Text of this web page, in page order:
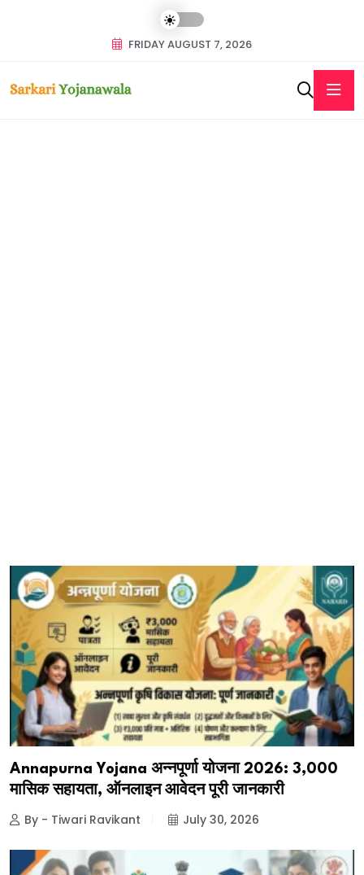
FRIDAY AUGUST 7, 2026
Annapurna Yojana अन्नपूर्णा योजना 2026: ₹3,000
मासिक सहायता, ऑनलाइन आवेदन पूरी जानकारी
By - Tiwari Ravikant July 30, 2026